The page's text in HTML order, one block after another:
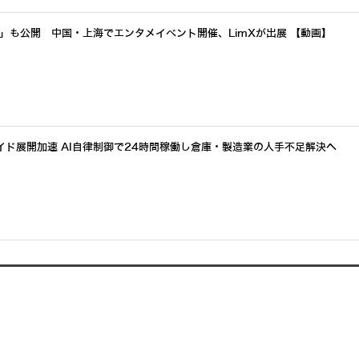
も公開 中国・上海でエンタメイベント開催、LimXが出展 【動画】
展開加速 AI自律制御で24時間稼働し倉庫・製造業の人手不足解決へ